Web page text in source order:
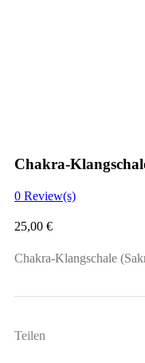
Chakra-
0 Review(s)
25,00 €
Chakra-Klangschale
Teilen